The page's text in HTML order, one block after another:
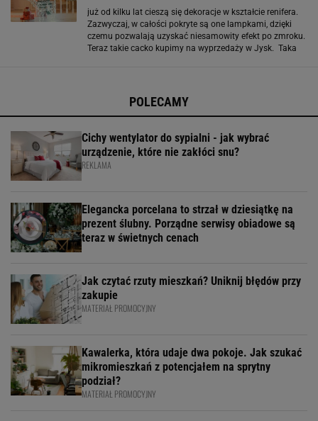
już od kilku lat cieszą się dekoracje w kształcie renifera.
Zazwyczaj, w całości pokryte są one lampkami, dzięki
czemu pozwalają uzyskać niesamowity efekt po zmroku.
Teraz takie cacko kupimy na wyprzedaży w Jysk. Taka
POLECAMY
Cichy wentylator do sypialni - jak wybrać
urządzenie, które nie zakłóci snu?
REKLAMA
Elegancka porcelana to strzał w dziesiątkę na
prezent ślubny. Porządne serwisy obiadowe są
teraz w świetnych cenach
Jak czytać rzuty mieszkań? Uniknij błędów przy
zakupie
MATERIAŁ PROMOCYJNY
Kawalerka, która udaje dwa pokoje. Jak szukać
mikromieszkań z potencjałem na sprytny
podział?
MATERIAŁ PROMOCYJNY